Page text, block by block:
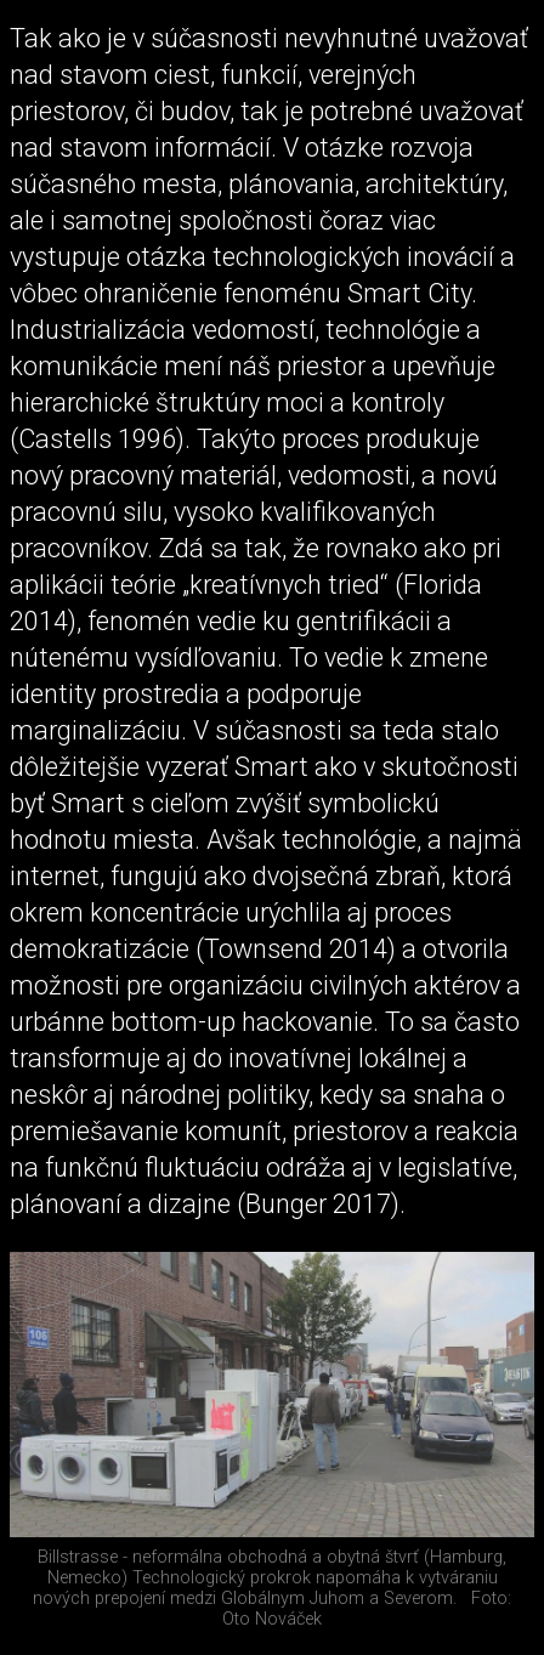
Tak ako je v súčasnosti nevyhnutné uvažovať
nad stavom ciest, funkcií, verejných
priestorov, či budov, tak je potrebné uvažovať
nad stavom informácií. V otázke rozvoja
súčasného mesta, plánovania, architektúry,
ale i samotnej spoločnosti čoraz viac
vystupuje otázka technologických inovácií a
vôbec ohraničenie fenoménu Smart City.
Industrializácia vedomostí, technológie a
komunikácie mení náš priestor a upevňuje
hierarchické štruktúry moci a kontroly
(Castells 1996). Takýto proces produkuje
nový pracovný materiál, vedomosti, a novú
pracovnú silu, vysoko kvalifikovaných
pracovníkov. Zdá sa tak, že rovnako ako pri
aplikácii teórie „kreatívnych tried“ (Florida
2014), fenomén vedie ku gentrifikácii a
nútenému vysídľovaniu. To vedie k zmene
identity prostredia a podporuje
marginalizáciu. V súčasnosti sa teda stalo
dôležitejšie vyzerať Smart ako v skutočnosti
byť Smart s cieľom zvýšiť symbolickú
hodnotu miesta. Avšak technológie, a najmä
internet, fungujú ako dvojsečná zbraň, ktorá
okrem koncentrácie urýchlila aj proces
demokratizácie (Townsend 2014) a otvorila
možnosti pre organizáciu civilných aktérov a
urbánne bottom-up hackovanie. To sa často
transformuje aj do inovatívnej lokálnej a
neskôr aj národnej politiky, kedy sa snaha o
premiešavanie komunít, priestorov a reakcia
na funkčnú fluktuáciu odráža aj v legislatíve,
plánovaní a dizajne (Bunger 2017).
Billstrasse - neformálna obchodná a obytná štvrť (Hamburg,
Nemecko) Technologický prokrok napomáha k vytváraniu
nových prepojení medzi Globálnym Juhom a Severom.
Foto:
Oto Nováček